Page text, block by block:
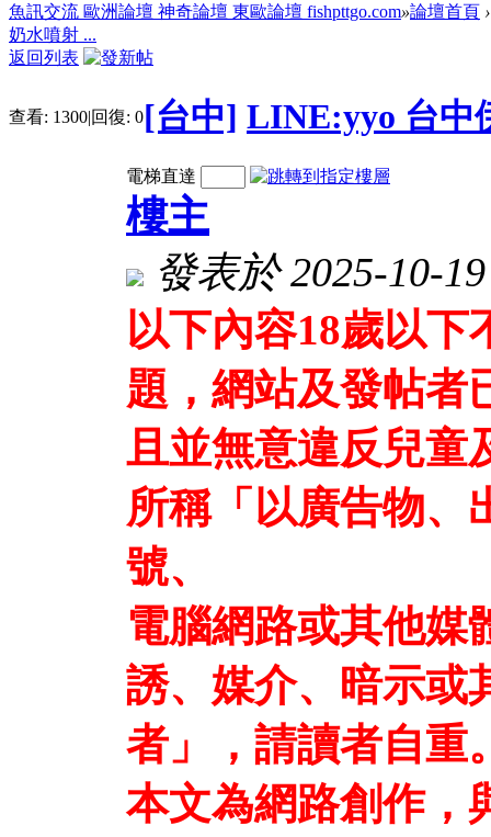
魚訊交流 歐洲論壇 神奇論壇 東歐論壇 fishpttgo.com»論壇首頁 ›
奶水噴射 ...
返回列表
查看: 1300|回復: 0[台中] LINE:yyo 台中
電梯直達
樓主
發表於 2025-10-
以下內容18歲以下
題，網站及發帖者
且並無意違反兒童
所稱「以廣告物、
號、
電腦網路或其他媒
誘、媒介、暗示或
者」，請讀者自重
本文為網路創作，